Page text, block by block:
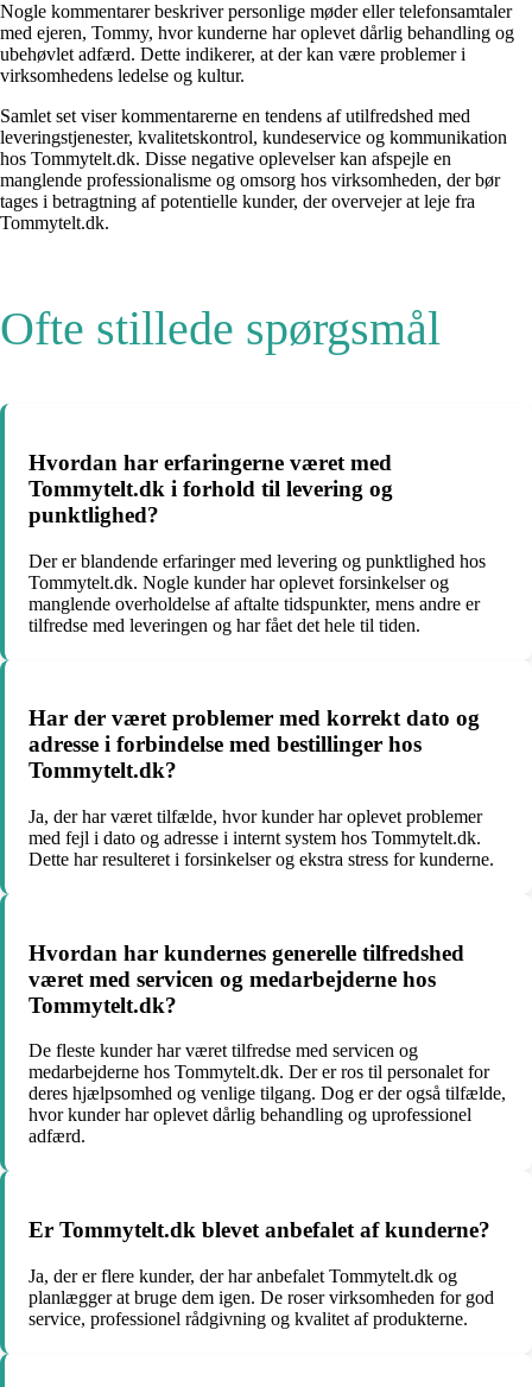
Nogle kommentarer beskriver personlige møder eller telefonsamtaler
med ejeren, Tommy, hvor kunderne har oplevet dårlig behandling og
ubehøvlet adfærd. Dette indikerer, at der kan være problemer i
virksomhedens ledelse og kultur.
Samlet set viser kommentarerne en tendens af utilfredshed med
leveringstjenester, kvalitetskontrol, kundeservice og kommunikation
hos Tommytelt.dk. Disse negative oplevelser kan afspejle en
manglende professionalisme og omsorg hos virksomheden, der bør
tages i betragtning af potentielle kunder, der overvejer at leje fra
Tommytelt.dk.
Ofte stillede spørgsmål
Hvordan har erfaringerne været med
Tommytelt.dk i forhold til levering og
punktlighed?
Der er blandende erfaringer med levering og punktlighed hos
Tommytelt.dk. Nogle kunder har oplevet forsinkelser og
manglende overholdelse af aftalte tidspunkter, mens andre er
tilfredse med leveringen og har fået det hele til tiden.
Har der været problemer med korrekt dato og
adresse i forbindelse med bestillinger hos
Tommytelt.dk?
Ja, der har været tilfælde, hvor kunder har oplevet problemer
med fejl i dato og adresse i internt system hos Tommytelt.dk.
Dette har resulteret i forsinkelser og ekstra stress for kunderne.
Hvordan har kundernes generelle tilfredshed
været med servicen og medarbejderne hos
Tommytelt.dk?
De fleste kunder har været tilfredse med servicen og
medarbejderne hos Tommytelt.dk. Der er ros til personalet for
deres hjælpsomhed og venlige tilgang. Dog er der også tilfælde,
hvor kunder har oplevet dårlig behandling og uprofessionel
adfærd.
Er Tommytelt.dk blevet anbefalet af kunderne?
Ja, der er flere kunder, der har anbefalet Tommytelt.dk og
planlægger at bruge dem igen. De roser virksomheden for god
service, professionel rådgivning og kvalitet af produkterne.